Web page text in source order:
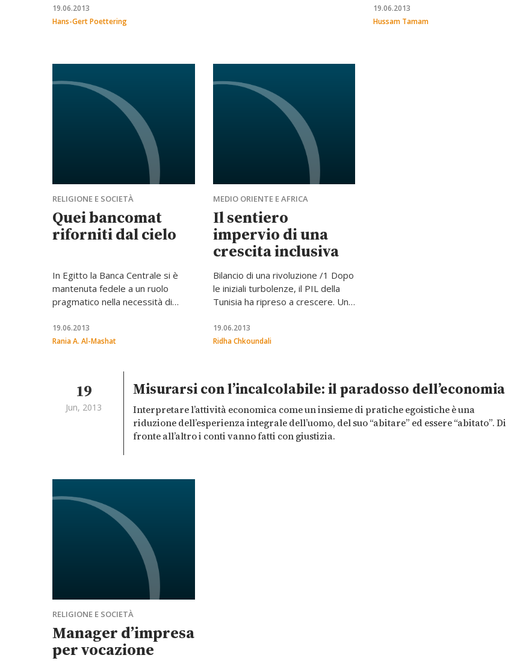
19.06.2013
Hans-Gert Poettering
tanto quanto un’organizzazione
religiosa, politica e culturale.
19.06.2013
Hussam Tamam
RELIGIONE E SOCIETÀ
Quei bancomat
riforniti dal cielo
In Egitto la Banca Centrale si è
mantenuta fedele a un ruolo
pragmatico nella necessità di
generato dall’incertezza politica.
Ma la mancata ripresa economica,
estere e la crescita anemica del
PIL restano allarmanti.
19.06.2013
Rania A. Al-Mashat
MEDIO ORIENTE E AFRICA
Il sentiero
impervio di una
crescita inclusiva
Bilancio di una rivoluzione /1 Dopo
le iniziali turbolenze, il PIL della
Tunisia ha ripreso a crescere. Un
l’aumento dell’inflazione e del
deficit estero, non permette facili
politica economica, dal
reperimento dei finanziamenti
all’organizzazione della spesa
sociale.
19.06.2013
Ridha Chkoundali
19
Jun, 2013
Misurarsi con l’incalcolabile: il paradosso dell’economia
Interpretare l’attività economica come un insieme di pratiche egoistiche è una
riduzione dell’esperienza integrale dell’uomo, del suo “abitare” ed essere “abitato”. Di
fronte all’altro i conti vanno fatti con giustizia.
RELIGIONE E SOCIETÀ
Manager d’impresa
per vocazione